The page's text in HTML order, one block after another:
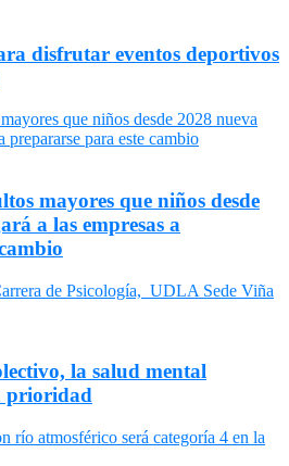
disfrutar eventos deportivos
mayores que niños desde
a las empresas a
la salud mental
prioridad